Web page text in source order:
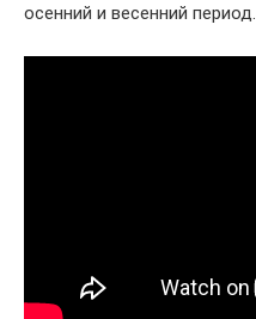
осенний и весенний период.